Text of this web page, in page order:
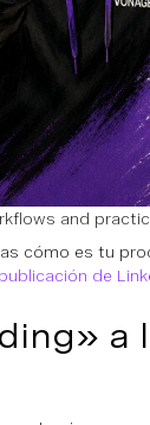
and
cómo es tu
publicación de
a